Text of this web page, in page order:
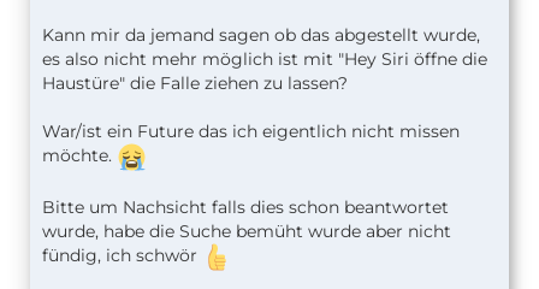
Kann mir da jemand sagen ob das abgestellt wurde,
es also nicht mehr möglich ist mit "Hey Siri öffne die
Haustüre" die Falle ziehen zu lassen?
War/ist ein Future das ich eigentlich nicht missen
möchte.
Bitte um Nachsicht falls dies schon beantwortet
wurde, habe die Suche bemüht wurde aber nicht
fündig, ich schwör